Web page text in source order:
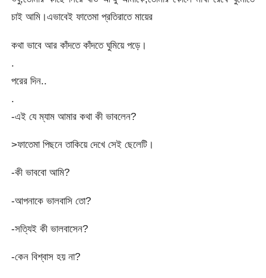
চাই আমি।এভাবেই ফাতেমা প্রতিরাতে মায়ের
কথা ভাবে আর কাঁদতে কাঁদতে ঘুমিয়ে পড়ে।
.
পরের দিন..
.
-এই যে ম্যাম আমার কথা কী ভাবলেন?
>ফাতেমা পিছনে তাকিয়ে দেখে সেই ছেলেটি।
-কী ভাববো আমি?
-আপনাকে ভালবাসি তো?
-সত্যিই কী ভালবাসেন?
-কেন বিশ্বাস হয় না?